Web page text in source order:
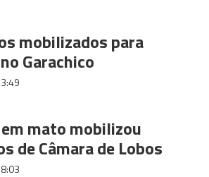
mobilizados para
Garachico
mato mobilizou
de Câmara de Lobos